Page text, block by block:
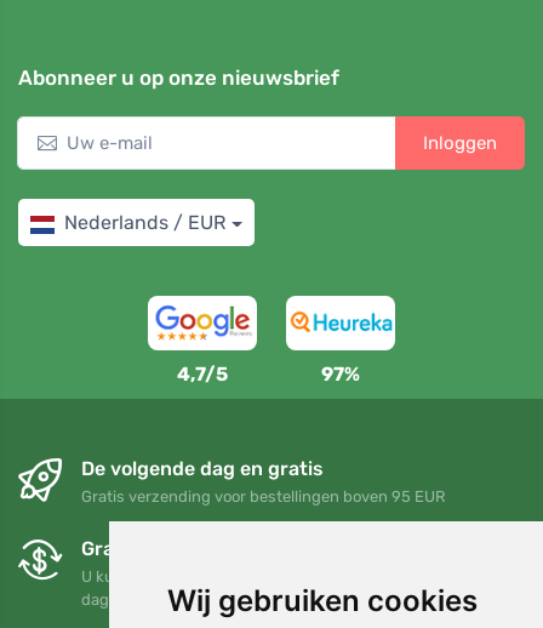
Wij gebruiken cookies
Abonneer u op onze nieuwsbrief
Inloggen
Nederlands / EUR
4,7/5 97%
De volgende dag en gratis
Gratis verzending voor bestellingen boven 95 EUR
Gratis ruilen en retourneren
U kunt uw bestelling op elk gewenst moment binnen 90
dagen retourneren of ruilen